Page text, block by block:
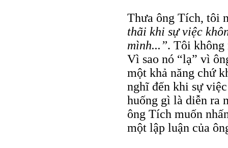
Thưa ông Tích, tôi
thãi khi sự việc
mình...”. Tôi không
Vì sao nó “lạ” vì
một khả năng chứ
nghĩ đến khi sự
huống gì là diễn ra
ông Tích muốn
một lập luận của